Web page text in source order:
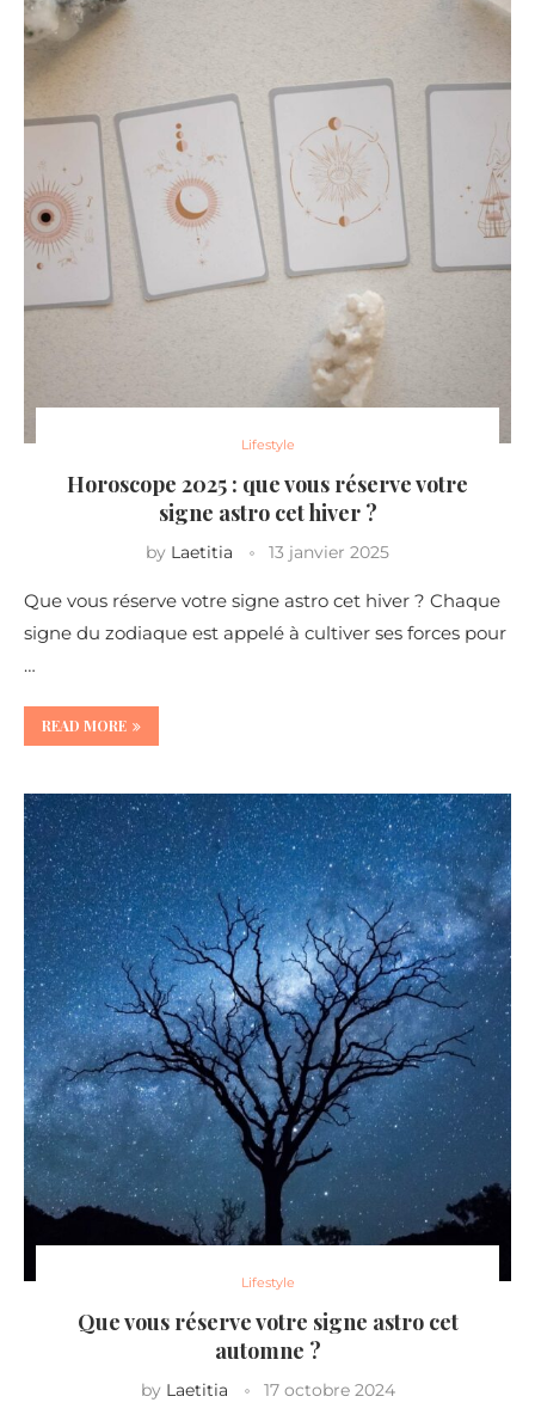
Lifestyle
Horoscope 2025 : que vous réserve votre
signe astro cet hiver ?
by Laetitia 13 janvier 2025
Que vous réserve votre signe astro cet hiver ? Chaque
signe du zodiaque est appelé à cultiver ses forces pour
…
READ MORE
Lifestyle
Que vous réserve votre signe astro cet
automne ?
by Laetitia 17 octobre 2024